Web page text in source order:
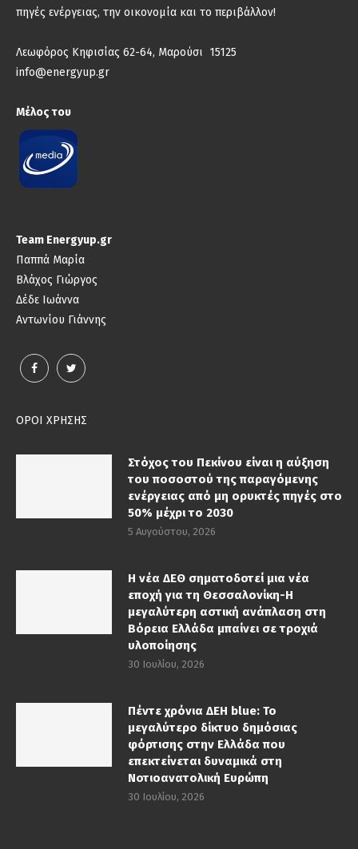
πηγές ενέργειας, την οικονομία και το περιβάλλον!
Λεωφόρος Κηφισίας 62-64, Μαρούσι 15125
info@energyup.gr
Μέλος του
Team Energyup.gr
Παππά Μαρία
Βλάχος Γιώργος
Δέδε Ιωάννα
Αντωνίου Γιάννης
ΟΡΟΙ ΧΡΗΣΗΣ
Στόχος του Πεκίνου είναι η αύξηση
του ποσοστού της παραγόμενης
ενέργειας από μη ορυκτές πηγές στο
50% μέχρι το 2030
5 Αυγούστου, 2026
Η νέα ΔΕΘ σηματοδοτεί μια νέα
εποχή για τη Θεσσαλονίκη-Η
μεγαλύτερη αστική ανάπλαση στη
Βόρεια Ελλάδα μπαίνει σε τροχιά
υλοποίησης
30 Ιουλίου, 2026
Πέντε χρόνια ΔΕΗ blue: Το
μεγαλύτερο δίκτυο δημόσιας
φόρτισης στην Ελλάδα που
επεκτείνεται δυναμικά στη
Νοτιοανατολική Ευρώπη
30 Ιουλίου, 2026